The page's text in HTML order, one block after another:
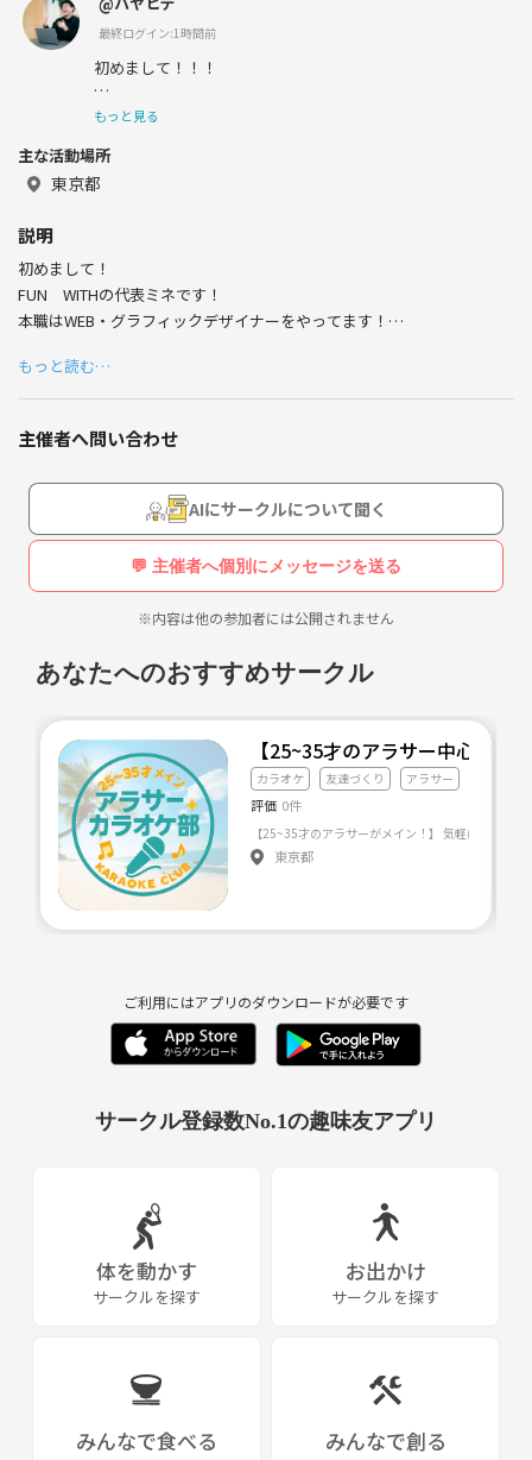
最終ログイン:1時間前
初めまして！！！
元アニメ制作進行で、現在WEB・グラフィックデザイナー
のハヤヒデです！
学社会科学部に入学しました！
大学時代は、法律の勉強をメインで行って、サークルはア
ニメ制作サークルと、テニスサークルに所属してました！
２年くらいで弁護士になるための勉強をしてましたが、
自分の経験から「人の背中をしたい！！」という想いと、
これからの人生後悔したくない！と思い、
アニメ業界では、ゲーム原作の大作IPを担当させていただ
きました！！！
一途に頑張っていたのですが、少し無理がたたって約2年
弱でアニメ業界を離れることになりました💦
心身共に壊れましたがアニメ業界で働けたことは、誇りに
あるアニメーターさんの絵を見たとき、人間ってここまで
できるのかと思いました、、、
で、その周りの空気を感じられるような絵でした、、、
そういうアニメ愛を持った人間です！！
今は、クリエイターの端くれになれるようWEB・グラフィ
もっと見る
主な活動場所
東京都
説明
初めまして！
FUN WITHの代表ミネです！
本職はWEB・グラフィックデザイナーをやってます！
僕は、早稲田大学を卒業後、アニメ制作会社に入社しました！
楽しく仕事をしていた半面、最高70連勤、残業時間は300時間を超える
ことがありました！
プライベートは仕事の合間にというのが、基本でした！
心身ともに一度壊れてしまいましたが、クリエイターになりたいという
気持ちからデザインの勉強を行い、様々な壁を乗り越え、フリーのデザ
イナーになりました！
僕が会社員時代に、同僚と昔からの友人しかこれまで付き合ってこなか
ったことに辟易し、もっと大人になっても友人を作って普通に遊びた
と思ったからです！
社会人の方が仕事と家だけの往復になってなんか変わり映えしない日常
の中で何日か、いままであったことのない人と高校生や大学生みたいな
交流をしたい！！
と思ってませんか？？？
気軽に遊べる場所を今後使い、家や仕事とはちがう楽しみを皆さんに持
お気軽にご参加ください！
もっと読む…
主催者へ問い合わせ
AIにサークルについて聞く
💬 主催者へ個別にメッセージを送る
※内容は他の参加者には公開されません
あなたへのおすすめサークル
【25~35才のアラサー中心！】
カラオケ 友達づくり アラサー
評価 0件
東京都
ご利用にはアプリのダウンロードが必要です
サークル登録数No.1の趣味友アプリ
体を動かす
サークルを探す
お出かけ
サークルを探す
みんなで食べる みんなで創る